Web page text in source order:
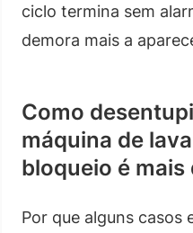
ciclo termina sem
demora mais a
Como
máquina de
bloqueio é mais
Por que alguns casos